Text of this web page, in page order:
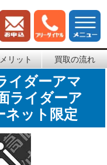
リット 買取の流れ
イダーアマ
ライダーア
ネット限定